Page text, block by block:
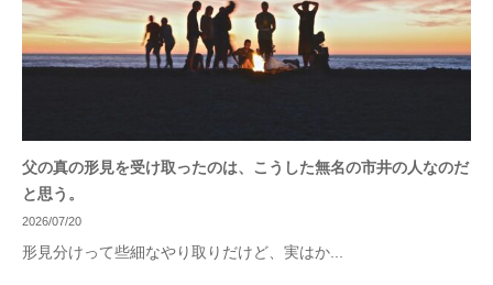
父の真の形見を受け取ったのは、こうした無名の市井の人なのだ
と思う。
2026/07/20
形見分けって些細なやり取りだけど、実はか...